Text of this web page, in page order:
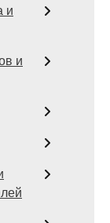
и
и